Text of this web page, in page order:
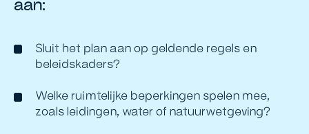
Sluit het plan aan op geldende regels en
beleidskaders?
Welke ruimtelijke beperkingen spelen mee,
zoals leidingen, water of natuurwetgeving?